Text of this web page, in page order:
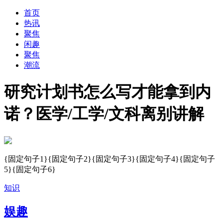
首页
热讯
聚焦
闲趣
聚焦
潮流
研究计划书怎么写才能拿到内
诺？医学/工学/文科离别讲解
{固定句子1}{固定句子2}{固定句子3}{固定句子4}{固定句子
5}{固定句子6}
知识
娱趣